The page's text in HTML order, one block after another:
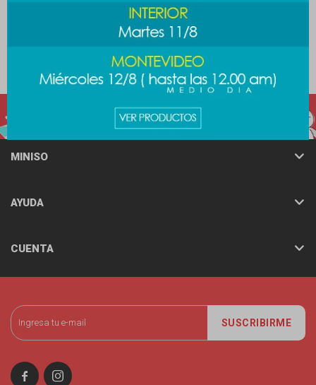
Llavero mini espejo Barbie Lunchera Sanrio - Melody
$ 389
SUSCRIBIRME
 
MINISO
AYUDA
CUENTA